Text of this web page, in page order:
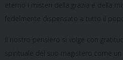
eterno i misteri della grazia e della
fedelmente dispensato a tutto il
Il nostro pensiero si volge con
spirituale del suo magistero come